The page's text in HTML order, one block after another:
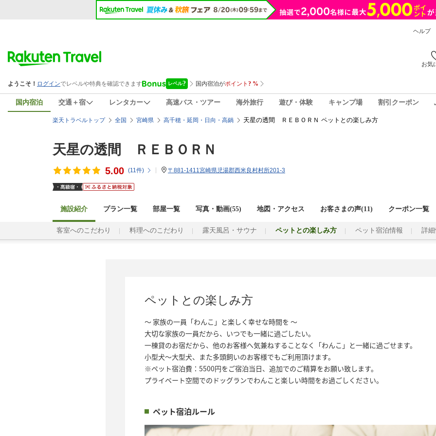
ヘルプ
お気
国内宿泊 交通＋宿 レンタカー 高速バス・ツアー 海外旅行 遊び・体験 キャンプ場 割引クーポン
楽天トラベルトップ 全国 宮崎県 高千穂・延岡・日向・高鍋 天星の透間 ＲＥＢＯＲＮ ペットとの楽しみ方
天星の透間 ＲＥＢＯＲＮ
5.00 (11件) 〒881-1411宮崎県児湯郡西米良村村所201-3
施設紹介 プラン一覧 部屋一覧 写真・動画(55) 地図・アクセス お客さまの声(11) クーポン一覧
客室へのこだわり 料理へのこだわり 露天風呂・サウナ ペットとの楽しみ方 ペット宿泊情報 詳
ペットとの楽しみ方
～ 家族の一員「わんこ」と楽しく幸せな時間を ～
大切な家族の一員だから、いつでも一緒に過ごしたい。
一棟貸のお宿だから、他のお客様へ気兼ねすることなく「わんこ」と一緒に過ごせます。
小型犬～大型犬、また多頭飼いのお客様でもご利用頂けます。
※ペット宿泊費：5500円をご宿泊当日、追加でのご精算をお願い致します。
プライベート空間でのドッグランでわんこと楽しい時間をお過ごしください。
ペット宿泊ルール